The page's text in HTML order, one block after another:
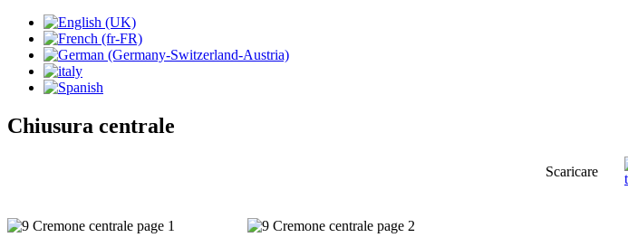
Chiusura centrale
Scaricare